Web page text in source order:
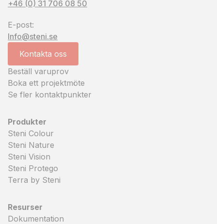
+46 (0) 31 706 08 50
E-post:
Info@steni.se
Kontakta oss
Beställ varuprov
Boka ett projektmöte
Se fler kontaktpunkter
Produkter
Steni Colour
Steni Nature
Steni Vision
Steni Protego
Terra by Steni
Resurser
Dokumentation